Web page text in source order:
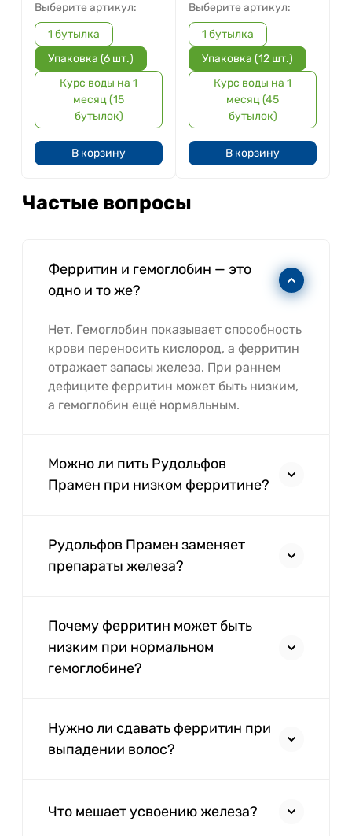
Выберите артикул:
1 бутылка
Упаковка (6 шт.)
Курс воды на 1
месяц (15
бутылок)
В корзину
Выберите артикул:
1 бутылка
Упаковка (12 шт.)
Курс воды на 1
месяц (45
бутылок)
В корзину
Частые вопросы
Ферритин и гемоглобин — это
одно и то же?
Нет. Гемоглобин показывает способность
крови переносить кислород, а ферритин
отражает запасы железа. При раннем
дефиците ферритин может быть низким,
а гемоглобин ещё нормальным.
Можно ли пить Рудольфов
Прамен при низком ферритине?
Рудольфов Прамен заменяет
препараты железа?
Почему ферритин может быть
низким при нормальном
гемоглобине?
Нужно ли сдавать ферритин при
выпадении волос?
Что мешает усвоению железа?